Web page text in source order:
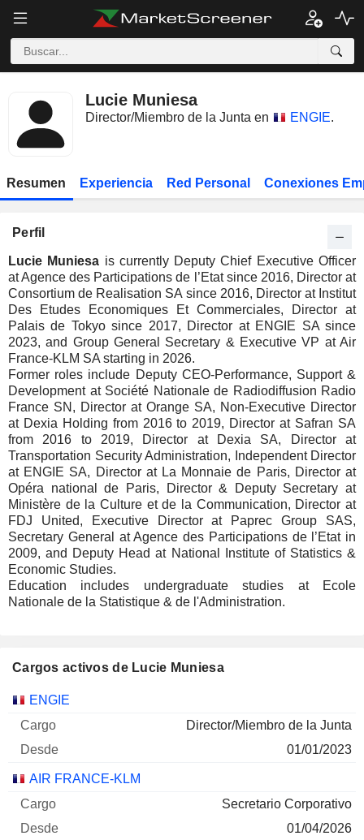
Lucie Muniesa
Director/Miembro de la Junta en ENGIE.
Resumen Experiencia Red Personal Conexiones
Perfil
Lucie Muniesa is currently Deputy Chief Executive Officer
at Agence des Participations de l’Etat since 2016, Director at
Consortium de Realisation SA since 2016, Director at Institut
Des Etudes Economiques Et Commerciales, Director at
Palais de Tokyo since 2017, Director at ENGIE SA since
2023, and Group General Secretary & Executive VP at Air
France-KLM SA starting in 2026.
Former roles include Deputy CEO-Performance, Support &
Development at Société Nationale de Radiodiffusion Radio
France SN, Director at Orange SA, Non-Executive Director
at Dexia Holding from 2016 to 2019, Director at Safran SA
from 2016 to 2019, Director at Dexia SA, Director at
Transportation Security Administration, Independent Director
at ENGIE SA, Director at La Monnaie de Paris, Director at
Opéra national de Paris, Director & Deputy Secretary at
Ministère de la Culture et de la Communication, Director at
FDJ United, Executive Director at Paprec Group SAS,
Secretary General at Agence des Participations de l’Etat in
2009, and Deputy Head at National Institute of Statistics &
Economic Studies.
Education includes undergraduate studies at Ecole
Nationale de la Statistique & de l'Administration.
Cargos activos de Lucie Muniesa
Empresas
ENGIE
Director/Miembro de la Junta
01/01/2023
AIR FRANCE-KLM
Secretario Corporativo
01/04/2026